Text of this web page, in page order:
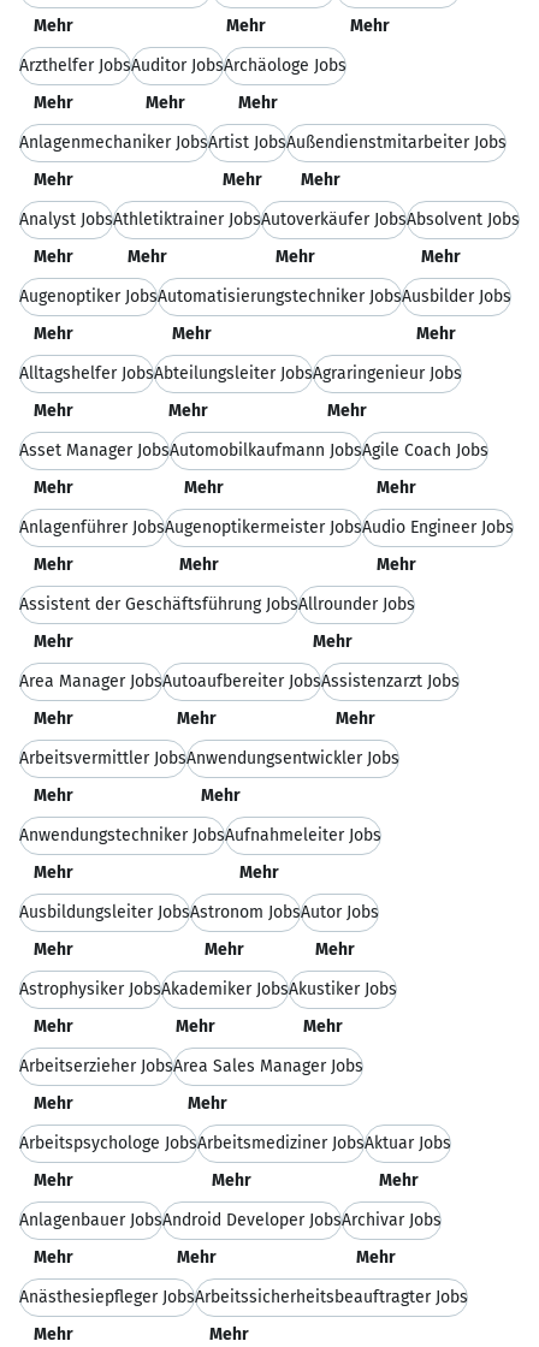
Mehr
Mehr
Mehr
Arzthelfer Jobs
Mehr
Auditor Jobs
Mehr
Archäologe Jobs
Mehr
Anlagenmechaniker Jobs
Mehr
Artist Jobs
Mehr
Außendienstmitarbeiter Jobs
Mehr
Analyst Jobs
Mehr
Athletiktrainer Jobs
Mehr
Autoverkäufer Jobs
Mehr
Absolvent Jobs
Mehr
Augenoptiker Jobs
Mehr
Automatisierungstechniker Jobs
Mehr
Ausbilder Jobs
Mehr
Alltagshelfer Jobs
Mehr
Abteilungsleiter Jobs
Mehr
Agraringenieur Jobs
Mehr
Asset Manager Jobs
Mehr
Automobilkaufmann Jobs
Mehr
Agile Coach Jobs
Mehr
Anlagenführer Jobs
Mehr
Augenoptikermeister Jobs
Mehr
Audio Engineer Jobs
Mehr
Assistent der Geschäftsführung Jobs
Mehr
Allrounder Jobs
Mehr
Area Manager Jobs
Mehr
Autoaufbereiter Jobs
Mehr
Assistenzarzt Jobs
Mehr
Arbeitsvermittler Jobs
Mehr
Anwendungsentwickler Jobs
Mehr
Anwendungstechniker Jobs
Mehr
Aufnahmeleiter Jobs
Mehr
Ausbildungsleiter Jobs
Mehr
Astronom Jobs
Mehr
Autor Jobs
Mehr
Astrophysiker Jobs
Mehr
Akademiker Jobs
Mehr
Akustiker Jobs
Mehr
Arbeitserzieher Jobs
Mehr
Area Sales Manager Jobs
Mehr
Arbeitspsychologe Jobs
Mehr
Arbeitsmediziner Jobs
Mehr
Aktuar Jobs
Mehr
Anlagenbauer Jobs
Mehr
Android Developer Jobs
Mehr
Archivar Jobs
Mehr
Anästhesiepfleger Jobs
Mehr
Arbeitssicherheitsbeauftragter Jobs
Mehr